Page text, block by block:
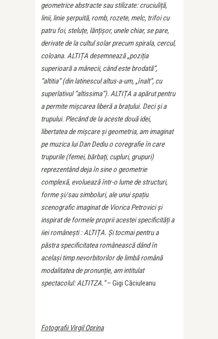
geometrice abstracte sau stilizate: cruciuliță,
linii, linie șerpuită, romb, rozete, melc, trifoi cu
patru foi, steluțe, lănțișor, unele chiar, se pare,
derivate de la cultul solar precum spirala, cercul,
coloana. ALTIȚA desemnează „poziția
superioară a mânecii, când este brodată”,
“altitia” (din latinescul altus-a-um, „înalt”, cu
superlativul “altissima”). ALTIȚA a apărut pentru
a permite mișcarea liberă a brațului. Deci și a
trupului. Plecând de la aceste două idei,
libertatea de mișcare și geometria, am imaginat
pe muzica lui Dan Dediu o coregrafie în care
trupurile (femei, bărbați, cupluri, grupuri)
reprezentând deja în sine o geometrie
complexă, evoluează într-o lume de structuri,
forme și/sau simboluri, ale unui spațiu
scenografic imaginat de Viorica Petrovici și
inspirat de formele proprii acestei specificități a
iiei românești : ALTIȚA. Și tocmai pentru a
păstra specificitatea românească dând în
același timp nevorbitorilor de limbă română
modalitatea de pronunție, am intitulat
spectacolul: ALTITZA.”– Gigi Căciuleanu
Fotografii Virgil Oprina